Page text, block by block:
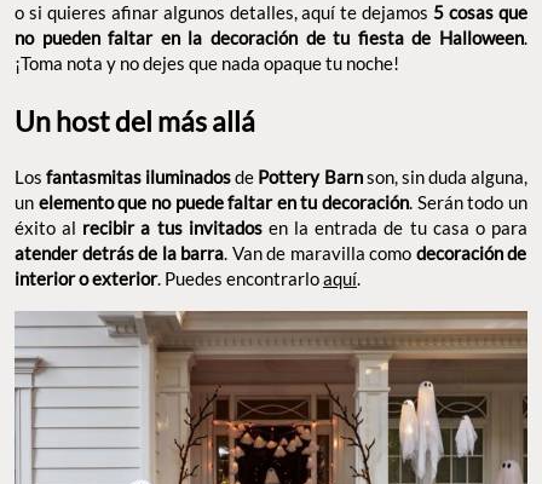
o si quieres afinar algunos detalles, aquí te dejamos 5 cosas que
no pueden faltar en la decoración de tu fiesta de Halloween.
¡Toma nota y no dejes que nada opaque tu noche!
Un host del más allá
Losfantasmitas iluminadosde Pottery Barnson, sin duda alguna,
un elemento que no puede faltar en tu decoración . Serán todo un
éxito al recibir a tus invitados en la entrada de tu casa o para
atender detrás de la barra . Van de maravilla como decoración de
interior o exterior. Puedes encontrarloaquí